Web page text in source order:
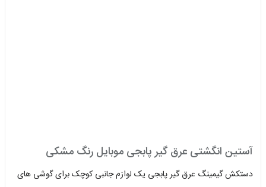
آستین انگشتی عرق گیر پابجی موبایل رنگ مشکی
دستکش گیمینگ عرق گیر پابجی یک لوازم جانبی کوچک برای گوشی های